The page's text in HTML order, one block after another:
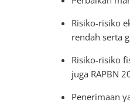
Risiko-risiko
rendah serta
Risiko-risiko
juga RAPBN
Penerimaan